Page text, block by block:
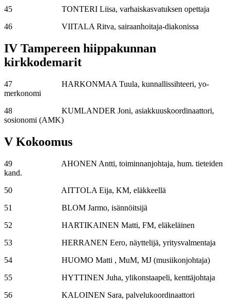
45 TONTERI Liisa, varhaiskasvatuksen opettaja
46 VIITALA Ritva, sairaanhoitaja-diakonissa
IV Tampereen hiippakunnan
kirkkodemarit
47 HARKONMAA Tuula, kunnallissihteeri, yo-
merkonomi
48 KUMLANDER Joni, asiakkuuskoordinaattori,
sosionomi (AMK)
V Kokoomus
49 AHONEN Antti, toiminnanjohtaja, hum. tieteiden
kand.
50 AITTOLA Eija, KM, eläkkeellä
51 BLOM Jarmo, isännöitsijä
52 HARTIKAINEN Matti, FM, eläkeläinen
53 HERRANEN Eero, näyttelijä, yritysvalmentaja
54 HUOMO Matti , MuM, MJ (musiikonjohtaja)
55 HYTTINEN Juha, ylikonstaapeli, kenttäjohtaja
56 KALOINEN Sara, palvelukoordinaattori